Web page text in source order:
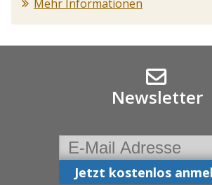
Mehr Informationen
Newsletter